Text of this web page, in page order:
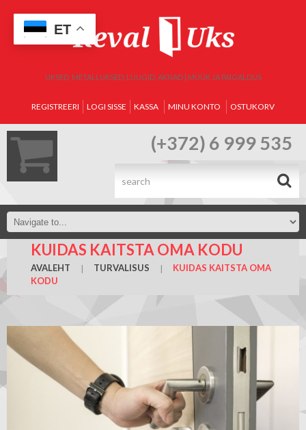
UKSED, METALLUKSED, LUUGID, AKNAD | MÜÜK JA PAIGALDUS
REGISTREERI LOGI SISSE KASSA MINU KONTO OSTUKORV
(+372) 6 999 535
KUIDAS KAITSTA OMA KODU
AVALEHT TURVALISUS
KUIDAS KAITSTA OMA
KODU
ET